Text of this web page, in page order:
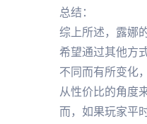
总结：
综上所述，露娜
希望通过其他方
不同而有所变化
从性价比的角度
而，如果玩家平